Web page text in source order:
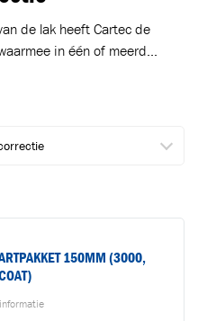
de lak heeft Cartec de
in één of meerd...
150MM (3000,